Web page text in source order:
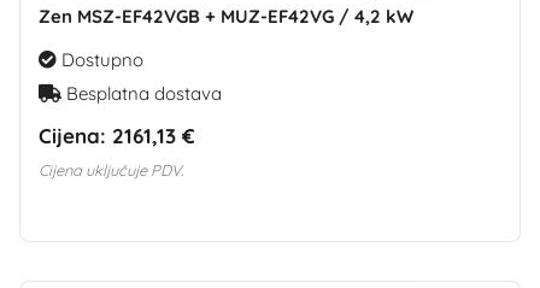
Zen MSZ-EF42VGB + MUZ-EF42VG / 4,2 kW
Dostupno
Besplatna dostava
Cijena: 2161,13 €
Cijena uključuje PDV.